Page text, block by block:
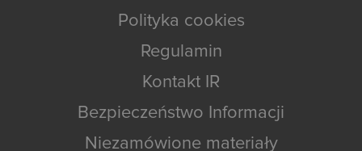
Polityka cookies
Regulamin
Kontakt IR
Bezpieczeństwo Informacji
Niezamówione materiały